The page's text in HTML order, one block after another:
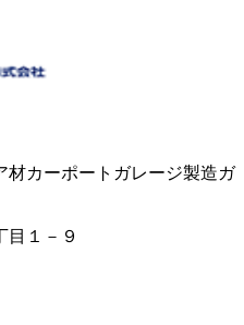
材カーポート ガレージ製造ガ
目１－９